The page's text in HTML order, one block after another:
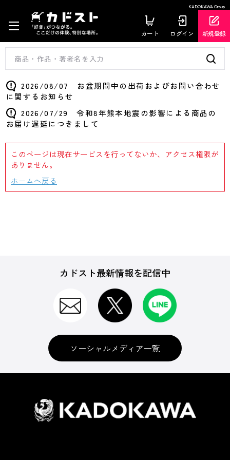
KADOKAWA Group
カート ログイン 新規登録
2026/08/07 お盆期間中の出荷およびお問い合わせ
に関するお知らせ
2026/07/29 令和8年熊本地震の影響による商品の
お届け遅延につきまして
このページは現在サービスを行ってないか、アクセス権限が
ありません。
ホームへ戻る
カドスト最新情報を配信中
ソーシャルメディア一覧